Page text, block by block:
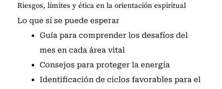
Riesgos, límites y ética en la orientación espiritual
Lo que sí se puede esperar
Guía para comprender los desafíos del
mes en cada área vital
Consejos para proteger la energía
Identificación de ciclos favorables para el